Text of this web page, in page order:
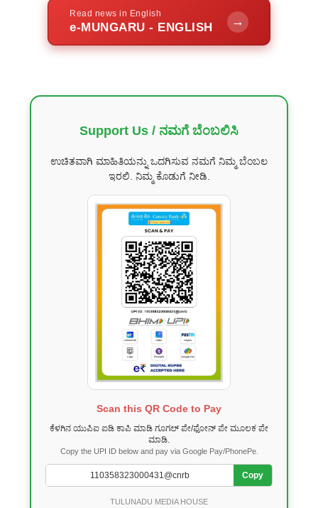
Read news in English
e-MUNGARU - ENGLISH →
Support Us / ನಮಗೆ ಬೆಂಬಲಿಸಿ
ಉಚಿತವಾಗಿ ಮಾಹಿತಿಯನ್ನು ಒದಗಿಸುವ ನಮಗೆ ನಿಮ್ಮ ಬೆಂಬಲ
ಇರಲಿ. ನಿಮ್ಮ ಕೊಡುಗೆ ನೀಡಿ.
Scan this QR Code to Pay
ಕೆಳಗಿನ ಯುಪಿಐ ಐಡಿ ಕಾಪಿ ಮಾಡಿ ಗೂಗಲ್ ಪೇ/ಫೋನ್ ಪೇ ಮೂಲಕ ಪೇ
ಮಾಡಿ.
Copy the UPI ID below and pay via Google Pay/PhonePe.
Copy
TULUNADU MEDIA HOUSE